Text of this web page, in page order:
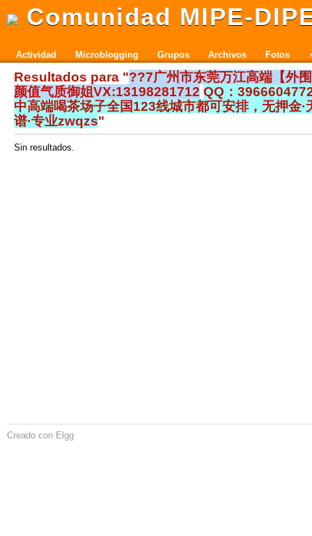
Comunidad MIPE-
Actividad Microblogging Grupos Archivos Fotos
Resultados para "??7广州市东莞万江高端【外
颜值气质御姐VX:13198281712 QQ：
中高端喝茶场子全国123线城市都可安排，无押金·
谱·专业zwqzs"
Sin resultados.
Creado con Elgg